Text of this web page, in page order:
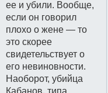
ее и убили. Вообще,
если он говорил
плохо о жене — то
это скорее
свидетельствует о
его невиновности.
Наоборот, убийца
Кабанов, типа